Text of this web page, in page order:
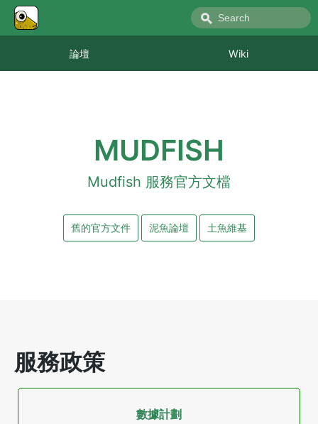
論壇 Wiki
MUDFISH
Mudfish 服務官方文檔
舊的官方文件 泥魚論壇 土魚維基
服務政策
數據計劃